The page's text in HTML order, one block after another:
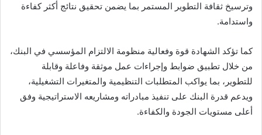
وترسيخ ثقافة التطوير المستمر بما يضمن تحقيق نتائج أكثر كفاءة
واستدامة.
كما تؤكد الشهادة قوة وفعالية منظومة الالتزام المؤسسي في البنك،
من خلال تطبيق ضوابط وإجراءات عمل موثقة وفاعلة وقابلة
للتطوير، بما يواكب المتطلبات التنظيمية والمتغيرات التشغيلية،
ويدعم قدرة البنك على تنفيذ مبادراته ومشاريعه الاستراتيجية وفق
أعلى مستويات الجودة والكفاءة.